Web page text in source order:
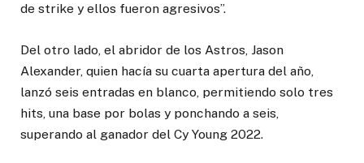
de strike y ellos fueron agresivos”.
Del otro lado, el abridor de los Astros, Jason
Alexander, quien hacía su cuarta apertura del año,
lanzó seis entradas en blanco, permitiendo solo tres
hits, una base por bolas y ponchando a seis,
superando al ganador del Cy Young 2022.